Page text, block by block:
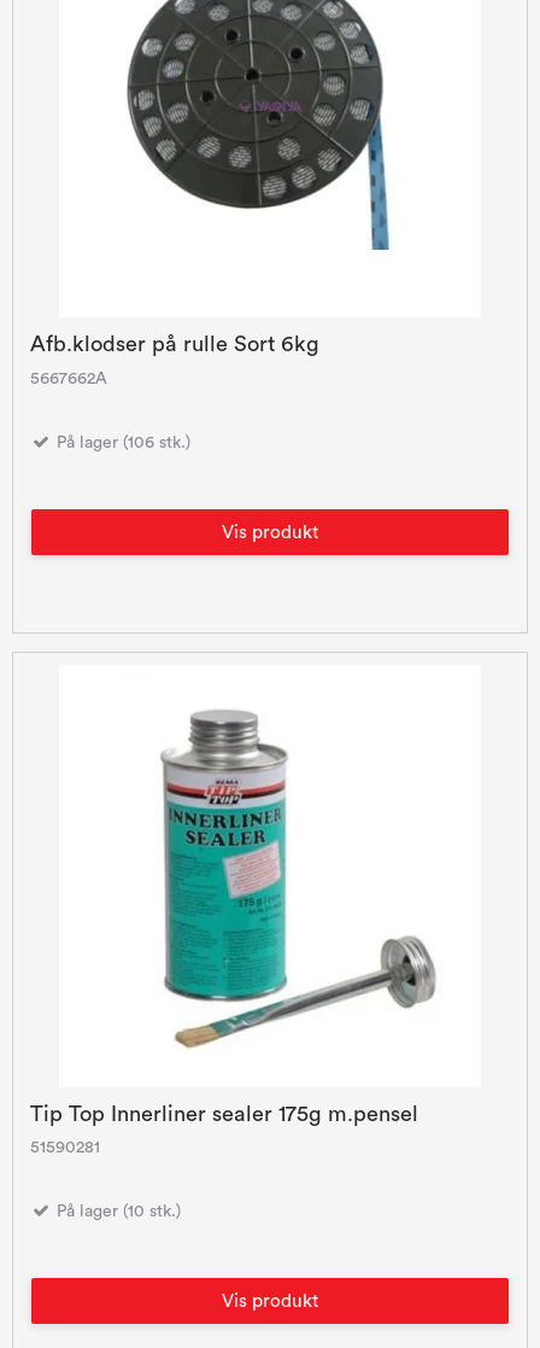
Afb.klodser på rulle Sort 6kg
5667662A
På lager (106 stk.)
Vis produkt
Tip Top Innerliner sealer 175g m.pensel
51590281
På lager (10 stk.)
Vis produkt